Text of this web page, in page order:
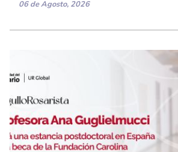
06 de Agosto, 2026